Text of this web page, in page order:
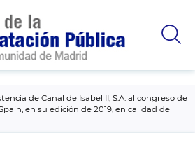
de Canal de Isabel II, S.A. al congreso de
en su edición de 2019, en calidad de